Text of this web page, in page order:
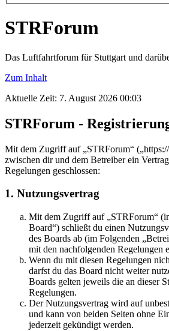
STRForum
Das Luftfahrtforum für Stuttgart und
Zum Inhalt
Aktuelle Zeit: 7. August 2026 00:03
STRForum -
Mit dem Zugriff auf „STRForum“
zwischen dir und dem Betreiber ein
Regelungen geschlossen:
1. Nutzungsvertrag
Mit dem Zugriff auf „STRForum“
Board“) schließt du einen
des Boards ab (im Folgenden
mit den nachfolgenden Regelungen
Wenn du mit diesen Regelungen
darfst du das Board nicht weiter
Boards gelten jeweils die an dieser
Regelungen.
Der Nutzungsvertrag wird auf
und kann von beiden Seiten ohne
jederzeit gekündigt werden.